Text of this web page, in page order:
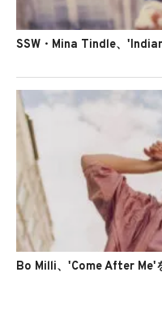
SSW・Mina Tindle、
Bo Milli、'Come After Me'